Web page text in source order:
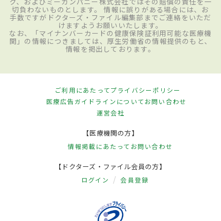
切負わないものとします。 情報に誤りがある場合には、お
手数ですがドクターズ・ファイル編集部までご連絡をいただ
けますようお願いいたします。
なお、「マイナンバーカードの健康保険証利用可能な医療機
関」の情報につきましては、厚生労働省の情報提供のもと、
情報を掲出しております。
ご利用にあたってプライバシーポリシー
医療広告ガイドラインについてお問い合わせ
運営会社
【医療機関の方】
情報掲載にあたって お問い合わせ
【ドクターズ・ファイル会員の方】
ログイン 会員登録